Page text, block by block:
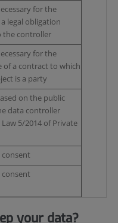
for the
legal obligation
the controller
for the
of a contract to which
is a party
on the public
data controller
5/2014 of Private
consent
consent
your data?